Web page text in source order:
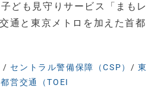
ども見守りサービス「まもレ
通と東京メトロを加えた首都
/ セントラル警備保障（CSP） /東
都営交通（TOEI